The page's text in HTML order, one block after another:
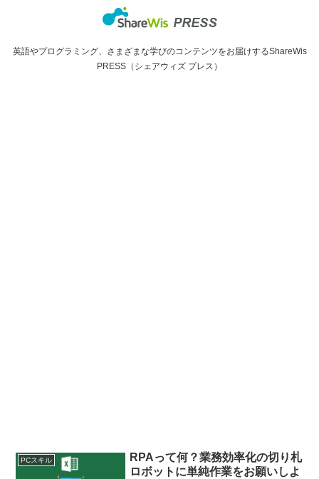
英語やプログラミング、さまざまな学びのコンテンツをお届けするShareWis
PRESS（シェアウィズ プレス）
PCスキル
RPAって何？業務効率化の切り札
ロボットに単純作業をお願いしよ